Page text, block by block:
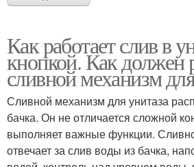
Как работает слив в
кнопкой. Как должен
сливной механизм
Сливной механизм для унитаза
бачка. Он не отличается сложной
выполняет важные функции.
отвечает за слив воды из бачка,